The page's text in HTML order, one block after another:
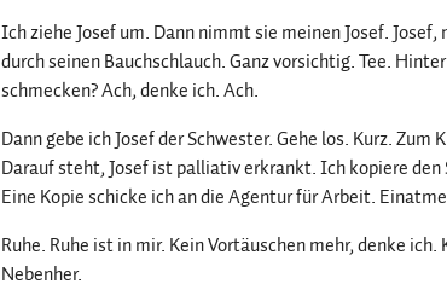
Ich ziehe Josef um. Dann nimmt sie meinen Josef.
durch seinen Bauchschlauch. Ganz vorsichtig. Tee.
schmecken? Ach, denke ich. Ach.
Dann gebe ich Josef der Schwester. Gehe los. Kurz.
Darauf steht, Josef ist palliativ erkrankt. Ich kopiere
Eine Kopie schicke ich an die Agentur für Arbeit.
Ruhe. Ruhe ist in mir. Kein Vortäuschen mehr, denke
Nebenher.